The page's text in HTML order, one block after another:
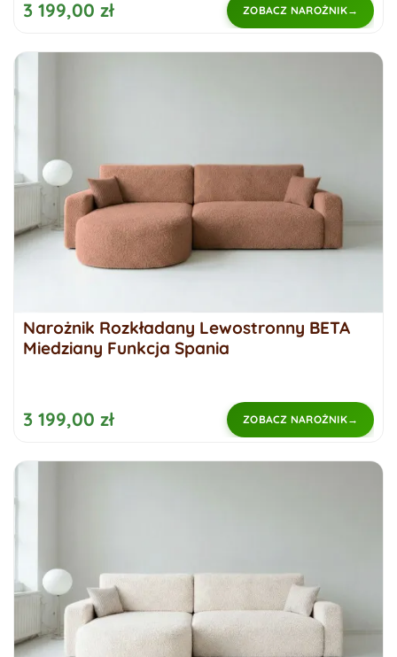
3 199,00 zł ZOBACZ NAROŻNIK
Narożnik Rozkładany Lewostronny BETA
Miedziany Funkcja Spania
3 199,00 zł ZOBACZ NAROŻNIK